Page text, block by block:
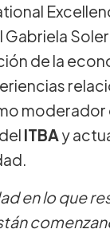
de la
moderador
ITBA y
en lo que